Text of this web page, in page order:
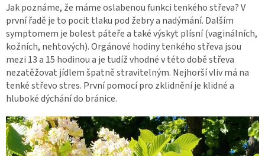
Jak poznáme, že máme oslabenou funkci tenkého střeva? V
první řadě je to pocit tlaku pod žebry a nadýmání. Dalším
symptomem je bolest páteře a také výskyt plísní (vaginálních,
kožních, nehtových). Orgánové hodiny tenkého střeva jsou
mezi 13 a 15 hodinou a je tudíž vhodné v této době střeva
nezatěžovat jídlem špatně stravitelným. Nejhorší vliv má na
tenké střevo stres. První pomocí pro zklidnění je klidné a
hluboké dýchání do bránice.